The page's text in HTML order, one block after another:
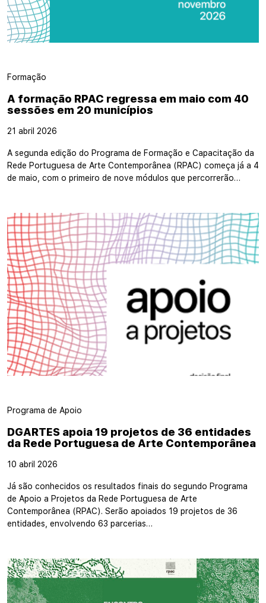
Formação
A formação RPAC regressa em maio com 40
sessões em 20 municípios
21 abril 2026
A segunda edição do Programa de Formação e Capacitação da
Rede Portuguesa de Arte Contemporânea (RPAC) começa já a 4
de maio, com o primeiro de nove módulos que percorrerão…
Programa de Apoio
DGARTES apoia 19 projetos de 36 entidades
da Rede Portuguesa de Arte Contemporânea
10 abril 2026
Já são conhecidos os resultados finais do segundo Programa
de Apoio a Projetos da Rede Portuguesa de Arte
Contemporânea (RPAC). Serão apoiados 19 projetos de 36
entidades, envolvendo 63 parcerias…